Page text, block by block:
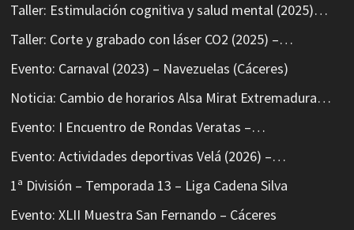
Taller: Estimulación cognitiva y salud mental (2025)…
Taller: Corte y grabado con láser CO2 (2025) –…
Evento: Carnaval (2023) – Navezuelas (Cáceres)
Noticia: Cambio de horarios Alsa Mirat Extremadura…
Evento: I Encuentro de Rondas Veratas –…
Evento: Actividades deportivas Velá (2026) –…
1ª División – Temporada 13 – Liga Cadena Silva
Evento: XLII Muestra San Fernando – Cáceres